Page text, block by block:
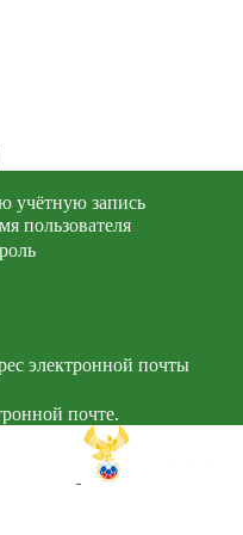
учётную запись
пользователя
электронной почты
почте.